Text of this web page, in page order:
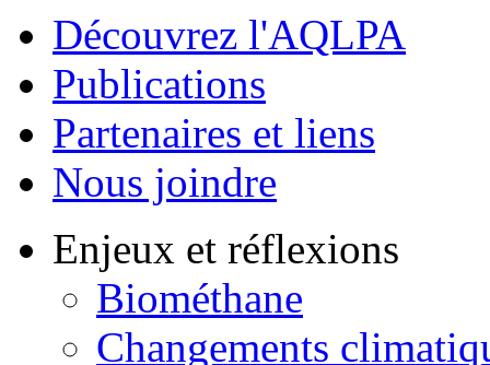
Découvrez l'AQLPA
Publications
Partenaires et liens
Nous joindre
Enjeux et réflexions
Biométhane
Changements